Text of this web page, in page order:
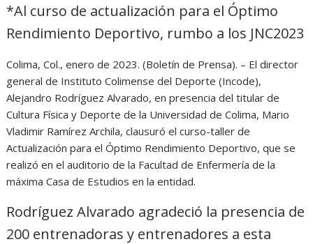
*Al curso de actualización para el Óptimo
Rendimiento Deportivo, rumbo a los JNC2023
Colima, Col., enero de 2023. (Boletín de Prensa). – El director
general de Instituto Colimense del Deporte (Incode),
Alejandro Rodríguez Alvarado, en presencia del titular de
Cultura Física y Deporte de la Universidad de Colima, Mario
Vladimir Ramírez Archila, clausuró el curso-taller de
Actualización para el Óptimo Rendimiento Deportivo, que se
realizó en el auditorio de la Facultad de Enfermería de la
máxima Casa de Estudios en la entidad.
Rodríguez Alvarado agradeció la presencia de
200 entrenadoras y entrenadores a esta